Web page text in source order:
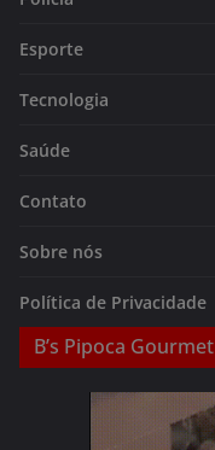
Esporte
Tecnologia
Saúde
Contato
Sobre nós
Política de Privacidade
B’s Pipoca Gourmet